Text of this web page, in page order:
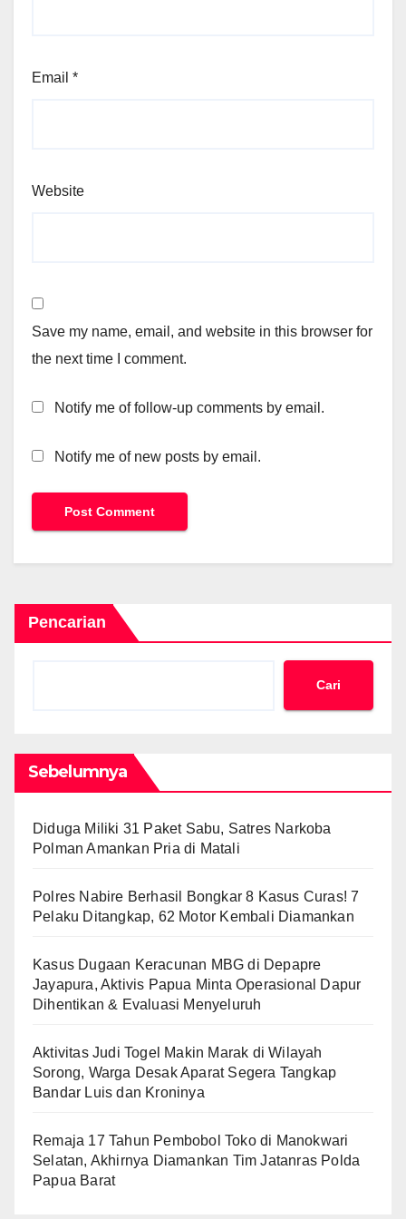
Email *
Website
Save my name, email, and website in this browser for
the next time I comment.
Notify me of follow-up comments by email.
Notify me of new posts by email.
Pencarian
Cari
Sebelumnya
Diduga Miliki 31 Paket Sabu, Satres Narkoba
Polman Amankan Pria di Matali
Polres Nabire Berhasil Bongkar 8 Kasus Curas! 7
Pelaku Ditangkap, 62 Motor Kembali Diamankan
Kasus Dugaan Keracunan MBG di Depapre
Jayapura, Aktivis Papua Minta Operasional Dapur
Dihentikan & Evaluasi Menyeluruh
Aktivitas Judi Togel Makin Marak di Wilayah
Sorong, Warga Desak Aparat Segera Tangkap
Bandar Luis dan Kroninya
Remaja 17 Tahun Pembobol Toko di Manokwari
Selatan, Akhirnya Diamankan Tim Jatanras Polda
Papua Barat